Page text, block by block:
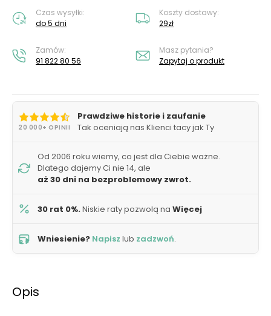
Czas wysyłki:
do 5 dni
Koszty dostawy:
29zł
Zamów:
91 822 80 56
Masz pytania?
Zapytaj o produkt
20 000+ OPINII
Prawdziwe historie i zaufanie
Tak oceniają nas Klienci tacy jak Ty
Od 2006 roku wiemy, co jest dla Ciebie ważne.
Dlatego dajemy Ci nie 14, ale
aż 30 dni na bezproblemowy zwrot.
30 rat 0%.Niskie raty pozwolą na Więcej
Wniesienie? Napisz lub zadzwoń.
Opis